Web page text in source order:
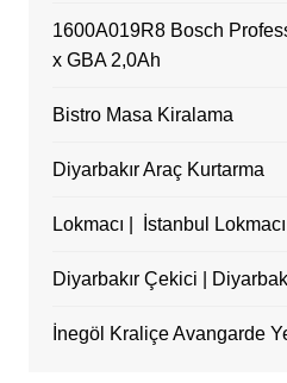
1600A019R8 Bosch
x GBA 2,0Ah
Bistro Masa Kiralama
Diyarbakır Araç Kurtarma
Lokmacı | İstanbul Lokmacı
Diyarbakır Çekici |
İnegöl Kraliçe Avangarde